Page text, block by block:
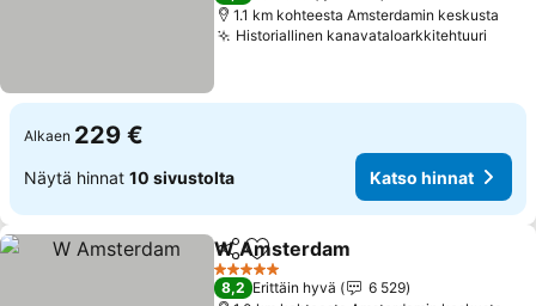
1.1 km kohteesta Amsterdamin keskusta
Historiallinen kanavataloarkkitehtuuri
Alkaen 229 €
Näytä hinnat 10 sivustolta Katso hinnat
Jaa Lisää suosikkeihin
W Amsterdam
5 Tähtiluokitus
8,2 Erittäin hyvä
6 529